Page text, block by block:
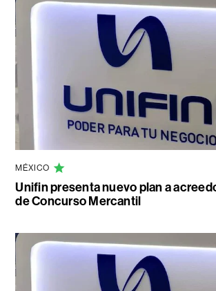
MÉXICO
Unifin presenta nuevo plan a
de Concurso Mercantil